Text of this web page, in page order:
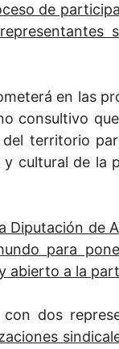
de
en las
consultivo
territorio
cultural de la
Diputación de
para
abierto a la
dos